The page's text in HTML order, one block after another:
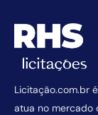
Licitação.com.br
atua no mercado